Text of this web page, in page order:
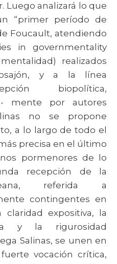
Luego analizará lo que
“primer período de
Foucault, atendiendo
in governmentality
realizados
y a la línea
biopolítica,
mente por autores
no se propone
a lo largo de todo el
precisa en el último
pormenores de lo
recepción de la
referida a
contingentes en
claridad expositiva, la
y la rigurosidad
Salinas, se unen en
vocación crítica,